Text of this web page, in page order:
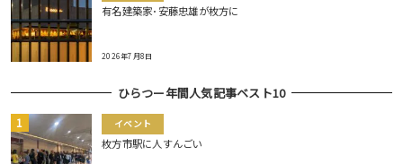
有名建築家･安藤忠雄が枚方に
2026年7月8日
ひらつー年間人気記事ベスト10
イベント
枚方市駅に人すんごい